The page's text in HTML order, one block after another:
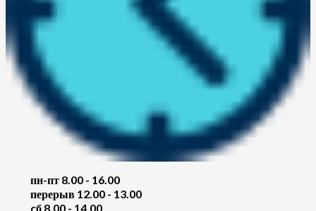
пн-пт 8.00 - 16.00
перерыв 12.00 - 13.00
cб 8.00 - 14.00,